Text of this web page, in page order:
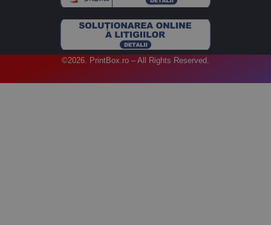
©2026. PrintBox.ro – All Rights Reserved.